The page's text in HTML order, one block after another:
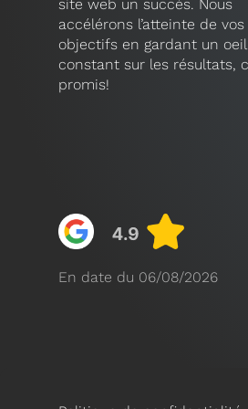
site web un succès. Nous
accélérons l’atteinte de vos
objectifs en gardant un oeil
constant sur les résultats,
promis!
En date du 06/08/2026